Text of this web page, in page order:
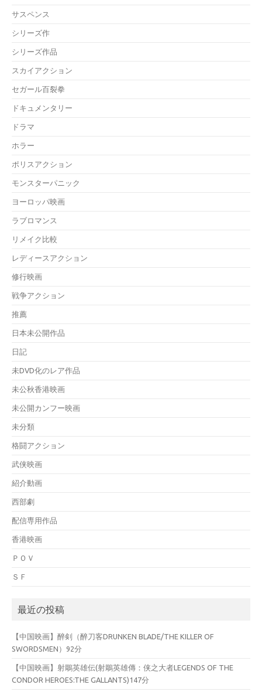
サスペンス
シリーズ作
シリーズ作品
スカイアクション
セガール百裂拳
ドキュメンタリー
ドラマ
ホラー
ポリスアクション
モンスターパニック
ヨーロッパ映画
ラブロマンス
リメイク比較
レディースアクション
修行映画
戦争アクション
推薦
日本未公開作品
日記
未DVD化のレア作品
未公秋香港映画
未公開カンフー映画
未分類
格闘アクション
武侠映画
紹介動画
西部劇
配信専用作品
香港映画
ＰＯＶ
ＳＦ
最近の投稿
【中国映画】醉剣（醉刀客DRUNKEN BLADE/THE KILLER OF
SWORDSMEN）92分
【中国映画】射鵰英雄伝(射鵰英雄傳：侠之大者LEGENDS OF THE
CONDOR HEROES:THE GALLANTS)147分